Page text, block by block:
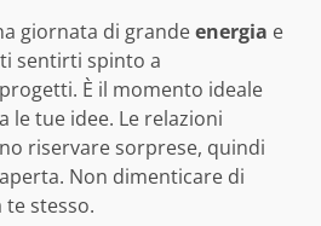
giornata di grandeenergia e
sentirti spinto a
È il momento ideale
le tue idee. Le relazioni
riservare sorprese, quindi
Non dimenticare di
stesso.